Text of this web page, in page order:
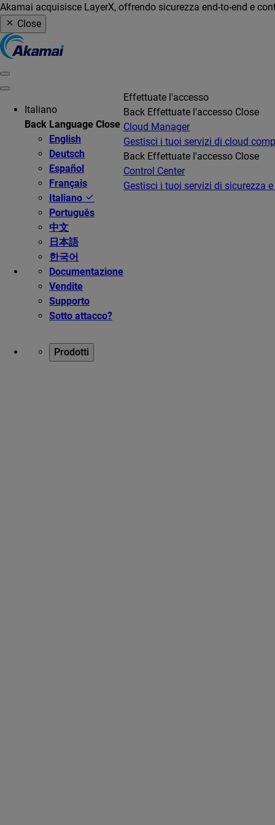
Akamai acquisisce LayerX, offrendo sicurezza end-to-end e
Close
Italiano
Back Language Close
English
Deutsch
Español
Français
Italiano
Português
中文
日本語
한국어
Documentazione
Vendite
Supporto
Sotto attacco?
Effettuate l'accesso
Back Effettuate l'accesso Close
Cloud Manager
Gestisci i tuoi servizi di cloud
Back Effettuate l'accesso Close
Control Center
Gestisci i tuoi servizi di sicurezza
Prodotti